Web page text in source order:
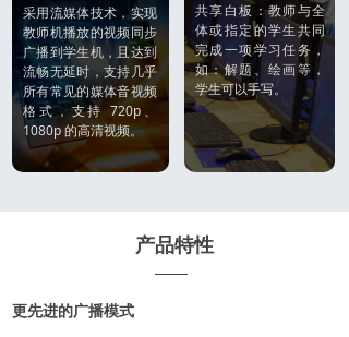
共享白板：教师与全
体或指定的学生共同
完成一项学习任务，
如：解题、绘画等，
学生可以手写。
采用流媒体技术，实现
教师机播放的视频同步
广播到学生机，且达到
流畅无延时，支持几乎
所有常见的媒体音视频
格式，支持 720p、
1080p 的高清视频。
产品特性
更先进的广播模式